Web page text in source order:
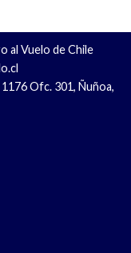
al Vuelo de Chile
Ofc. 301, Ñuñoa,